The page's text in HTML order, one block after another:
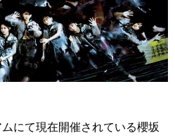
にて現在開催されている櫻坂